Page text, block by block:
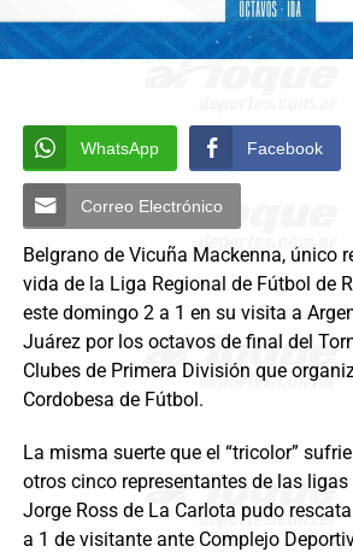
WhatsApp Facebook
Correo Electrónico
Belgrano de Vicuña Mackenna, único
vida de la Liga Regional de Fútbol de
este domingo 2 a 1 en su visita a
Juárez por los octavos de final del
Clubes de Primera División que
Cordobesa de Fútbol.
La misma suerte que el “tricolor”
otros cinco representantes de las
Jorge Ross de La Carlota pudo
a 1 de visitante ante Complejo